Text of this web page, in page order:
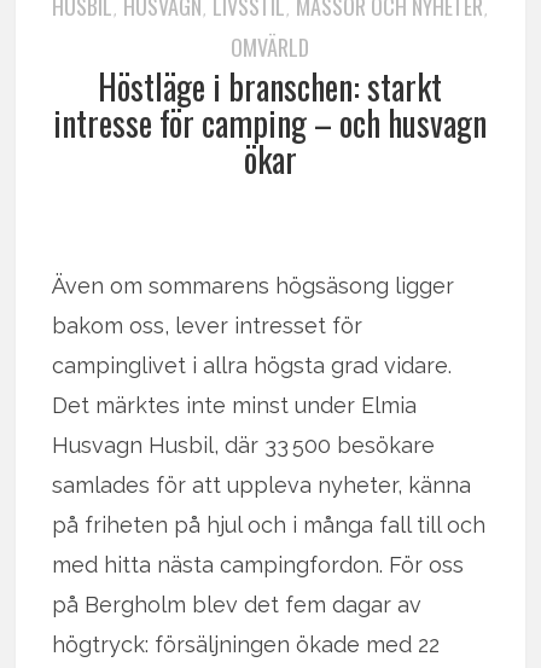
HUSBIL, HUSVAGN, LIVSSTIL, MÄSSOR OCH NYHETER,
OMVÄRLD
Höstläge i branschen: starkt
intresse för camping – och husvagn
ökar
Även om sommarens högsäsong ligger
bakom oss, lever intresset för
campinglivet i allra högsta grad vidare.
Det märktes inte minst under Elmia
Husvagn Husbil, där 33 500 besökare
samlades för att uppleva nyheter, känna
på friheten på hjul och i många fall till och
med hitta nästa campingfordon. För oss
på Bergholm blev det fem dagar av
högtryck: försäljningen ökade med 22